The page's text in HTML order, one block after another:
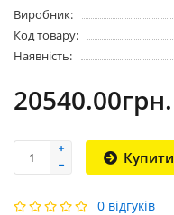
Виробник:
Код товару:
Наявність:
20540.00грн.
Купити
0 відгуків